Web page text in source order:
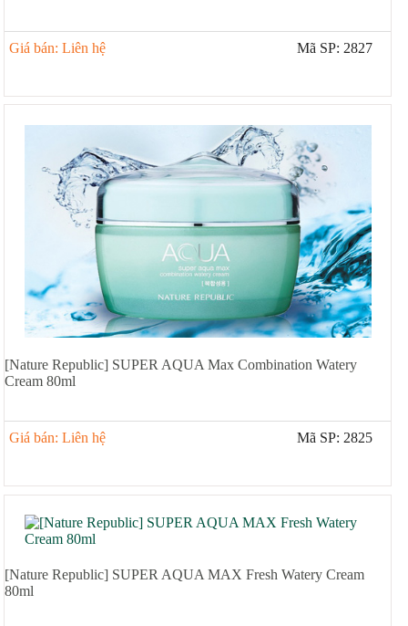
Giá bán: Liên hệ Mã SP: 2827
[Nature Republic] SUPER AQUA Max Combination Watery
Cream 80ml
Giá bán: Liên hệ Mã SP: 2825
[Nature Republic] SUPER AQUA MAX Fresh Watery Cream
80ml